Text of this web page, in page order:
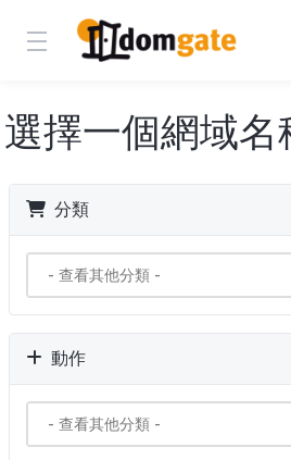
選擇一個網域名
分類
動作